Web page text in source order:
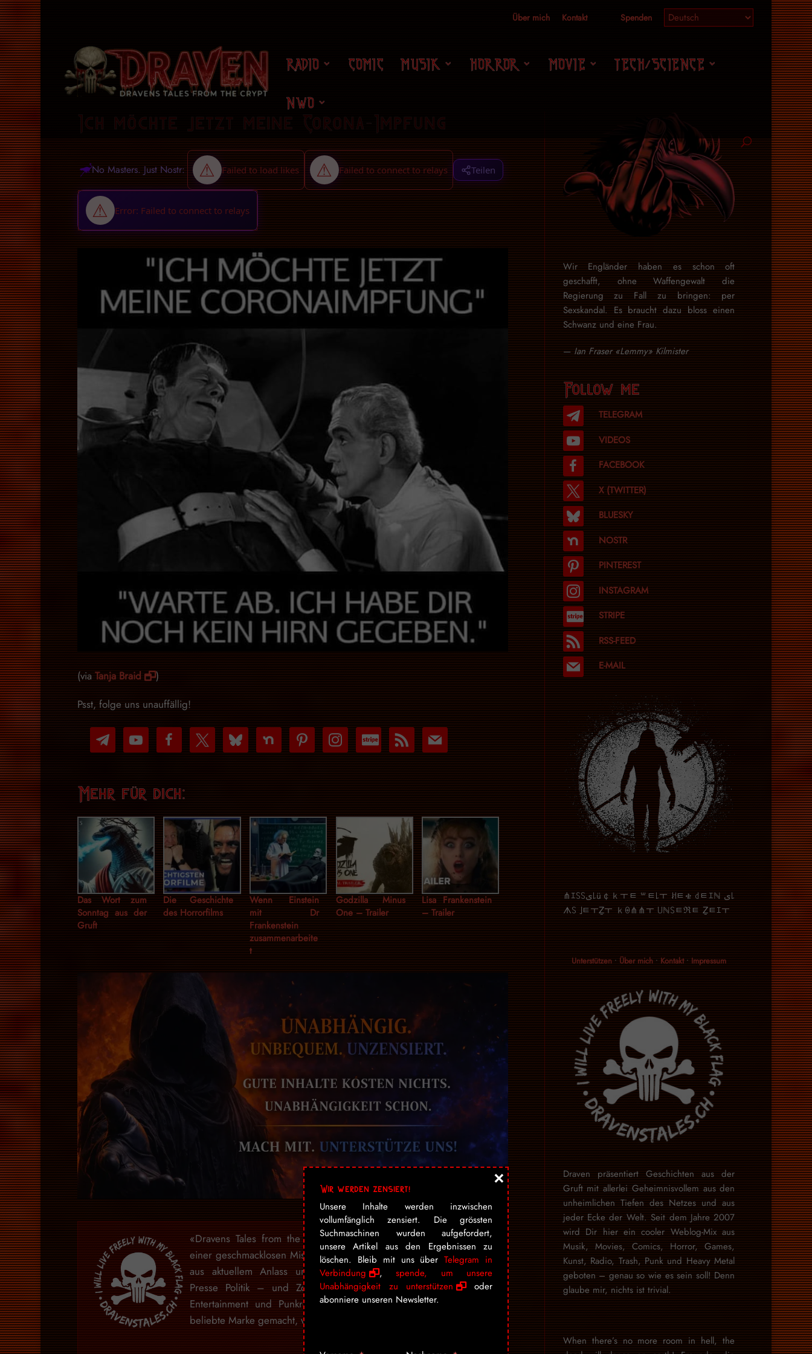
Über mich Kontakt Spenden
RADIO COMIC MUSIK HORROR MOVIE TECH/SCIENCE
NWO
No Masters. Just Nostr: Teilen
(via Tanja Braid
)
Psst, folge uns unauffällig!
telegram
youtube-
play
facebook bluesky nextdoor pinterest instagramcc-
stripe
rss mail
Mehr für dich:
Das Wort zum
Sonntag aus der
Gruft
Die Geschichte
des Horrorfilms
Wenn Einstein
mit Dr
Frankenstein
zusammenarbeite
t
Godzilla Minus
One – Trailer
Lisa Frankenstein
– Trailer
«Dravens Tales from the Crypt» bezaubert seit über 15 Jahren mit
einer geschmacklosen Mischung aus Humor, seriösem Journalismus –
aus aktuellem Anlass und unausgewogener Berichterstattung der
Presse Politik – und Zombies, garniert mit jeder Menge Kunst,
Entertainment und Punkrock. Draven hat aus seinem Hobby eine
beliebte Marke gemacht, welche sich nicht einordnen lässt.
Wir Engländer haben es schon oft
geschafft, ohne Waffengewalt die
Regierung zu Fall zu bringen: per
Sexskandal. Es braucht dazu bloss einen
Schwanz und eine Frau.
— Ian Fraser «Lemmy» Kilmister
Follow me
TELEGRAM
VIDEOS
FACEBOOK
X (TWITTER)
BLUESKY
NOSTR
PINTEREST
INSTAGRAM
STRIPE
RSS-FEED
E-MAIL
⋔ｴ꒚꒚ﻯ꒒ü￠ｋￓﾼ ꒳ﾼ꒒ￓ ꎧﾼቄ ꒯ﾼｴℕ ﻯ꒒
ᗑ꒚ ｣ﾼￓẔￓ ｋꑙ⋔⋔ￓ ꒤ℕ꒚ﾼℜﾼ Ẕﾼｴￓ
Unterstützen• Über mich• Kontakt• Impressum
Draven präsentiert Geschichten aus der
Gruft mit allerlei Geheimnisvollem aus den
unheimlichen Tiefen des Netzes und aus
jeder Ecke der Welt. Seit dem Jahre 2007
wird Dir hier ein cooler Weblog-Mix aus
Musik, Movies, Comics, Horror, Games,
Kunst, Radio, Trash, Punk und Heavy Metal
geboten – genau so wie es sein soll! Denn
glaube mir, nichts ist trivial.
When there’s no more room in hell, the
Wir werden zensiert!
Unsere Inhalte werden inzwischen
vollumfänglich zensiert. Die grössten
Suchmaschinen wurden aufgefordert,
unsere Artikel aus den Ergebnissen zu
löschen. Bleib mit uns überTelegram in
Verbindung
, spende, um unsere
Unabhängigkeit zu unterstützen
oder
abonniere unseren Newsletter.
×